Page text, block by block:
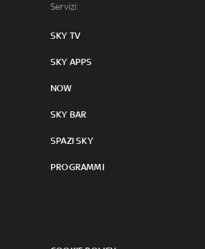
Servizi:
SKY TV
SKY APPS
NOW
SKY BAR
SPAZI SKY
PROGRAMMI